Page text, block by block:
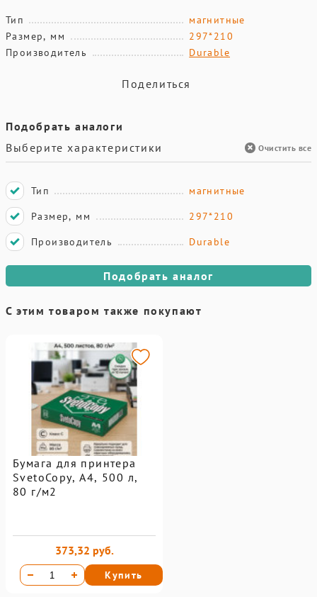
Тип
магнитные
Размер, мм
297*210
Производитель
Durable
Поделиться
Подобрать аналоги
Выберите характеристики
Очистить все
Тип
магнитные
Размер, мм
297*210
Производитель
Durable
Подобрать аналог
С этим товаром также покупают
Бумага для принтера
SvetoCopy, A4, 500 л,
80 г/м2
373,32 руб.
Купить